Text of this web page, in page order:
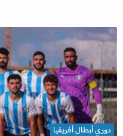
دوري أبطال أفريقيا